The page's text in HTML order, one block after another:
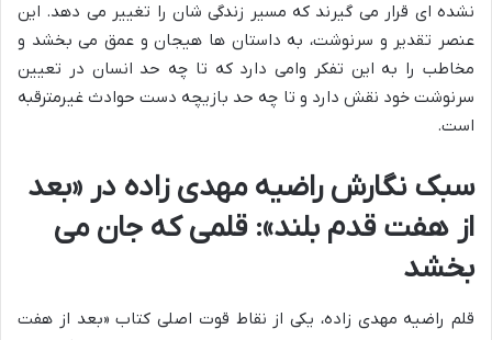
نشده ای قرار می گیرند که مسیر زندگی شان را تغییر می دهد. این
عنصر تقدیر و سرنوشت، به داستان ها هیجان و عمق می بخشد و
مخاطب را به این تفکر وامی دارد که تا چه حد انسان در تعیین
سرنوشت خود نقش دارد و تا چه حد بازیچه دست حوادث غیرمترقبه
است.
سبک نگارش راضیه مهدی زاده در «بعد
از هفت قدم بلند»: قلمی که جان می
بخشد
قلم راضیه مهدی زاده، یکی از نقاط قوت اصلی کتاب «بعد از هفت